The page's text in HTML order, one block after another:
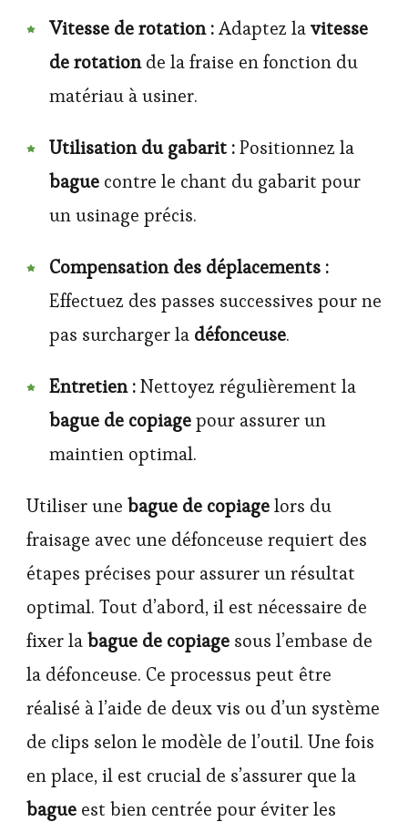
Vitesse de rotation :Adaptez lavitesse
de rotationde la fraise en fonction du
matériau à usiner.
Utilisation du gabarit :Positionnez la
bague contre le chant du gabarit pour
un usinage précis.
Compensation des déplacements :
Effectuez des passes successives pour ne
pas surcharger la défonceuse.
Entretien :Nettoyez régulièrement la
bague de copiagepour assurer un
maintien optimal.
Utiliser une bague de copiagelors du
fraisage avec une défonceuse requiert des
étapes précises pour assurer un résultat
optimal. Tout d’abord, il est nécessaire de
fixer labague de copiage sous l’embase de
la défonceuse. Ce processus peut être
réalisé à l’aide de deux vis ou d’un système
de clips selon le modèle de l’outil. Une fois
en place, il est crucial de s’assurer que la
bague est bien centrée pour éviter les